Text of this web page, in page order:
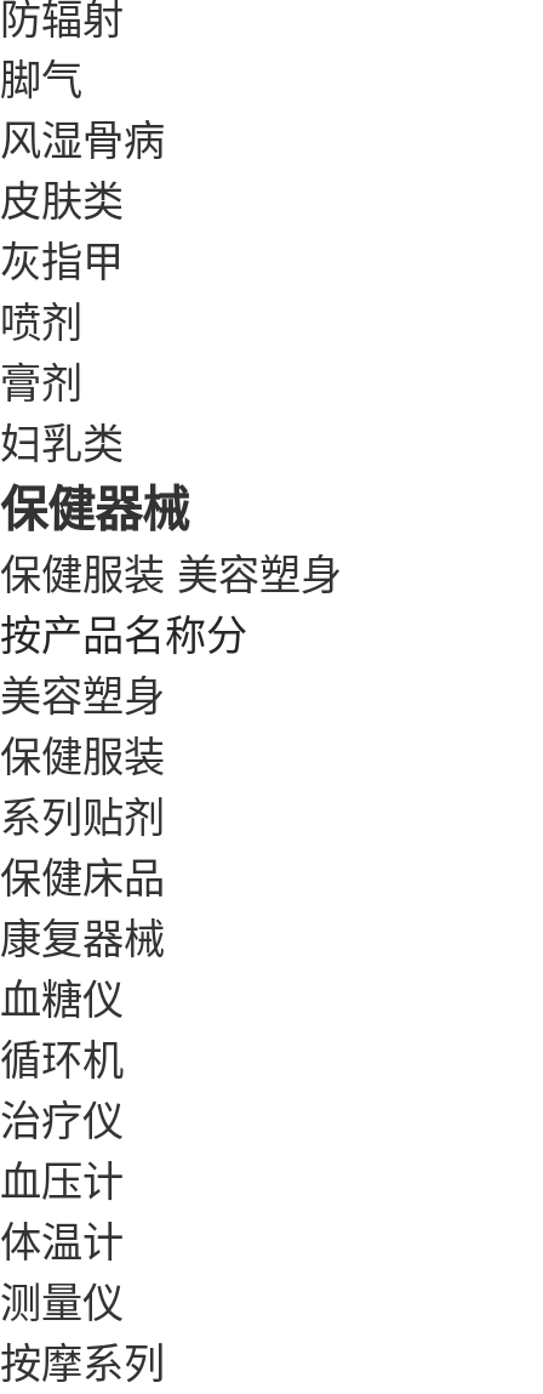
防辐射
脚气
风湿骨病
皮肤类
灰指甲
喷剂
膏剂
妇乳类
保健器械
保健服装 美容塑身
按产品名称分
美容塑身
保健服装
系列贴剂
保健床品
康复器械
血糖仪
循环机
治疗仪
血压计
体温计
测量仪
按摩系列